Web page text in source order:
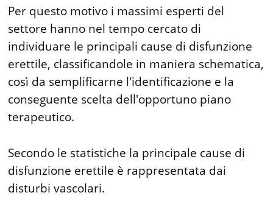
Per questo motivo i massimi esperti del
settore hanno nel tempo cercato di
individuare le principali cause di disfunzione
erettile, classificandole in maniera schematica,
così da semplificarne l'identificazione e la
conseguente scelta dell'opportuno piano
terapeutico.
Secondo le statistiche la principale cause di
disfunzione erettile è rappresentata dai
disturbi vascolari.